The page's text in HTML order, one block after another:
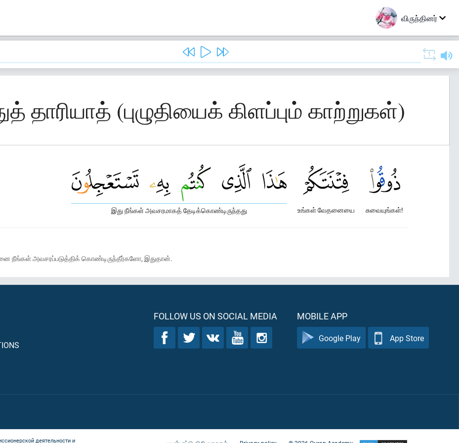
விருந்தினர்
தாரியாத் (புழுதியைக் கிளப்பும் காற்றுகள்)
சுவையுங்கள்!
உங்கள் வேதனையை
இது நீங்கள் அவசரமாகத் தேடிக்கொண்டிருந்தது
நீங்கள் அவசரப்படுத்திக் கொண்டிருந்தீர்களோ, இதுதான்.
FOLLOW US ON SOCIAL MEDIA MOBILE APP
Google Play App Store
деятельности и